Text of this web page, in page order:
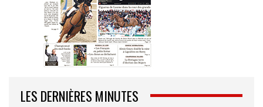
LES DERNIÈRES MINUTES